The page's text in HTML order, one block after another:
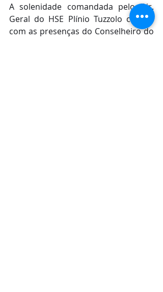
A solenidade comandada pelo Dir.
Geral do HSE Plínio Tuzzolo contou
com as presenças do Conselheiro do